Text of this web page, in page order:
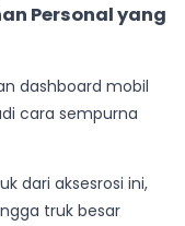
Personal yang
dashboard mobil
cara sempurna
dari aksesrosi ini,
truk besar